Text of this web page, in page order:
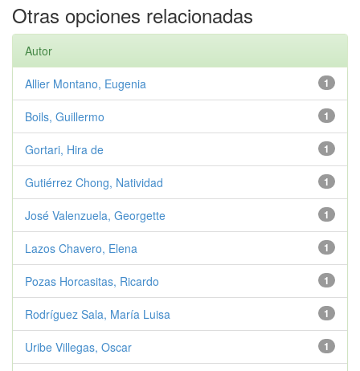
Otras opciones relacionadas
Autor
1
Allier Montano, Eugenia
1
Boils, Guillermo
1
Gortari, Hira de
1
Gutiérrez Chong, Natividad
1
José Valenzuela, Georgette
1
Lazos Chavero, Elena
1
Pozas Horcasitas, Ricardo
1
Rodríguez Sala, María Luisa
1
Uribe Villegas, Oscar